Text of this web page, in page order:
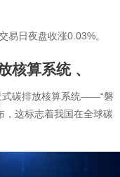
易日夜盘收涨0.03%。
核算系统、
式碳排放核算系统——“磐
，这标志着我国在全球碳